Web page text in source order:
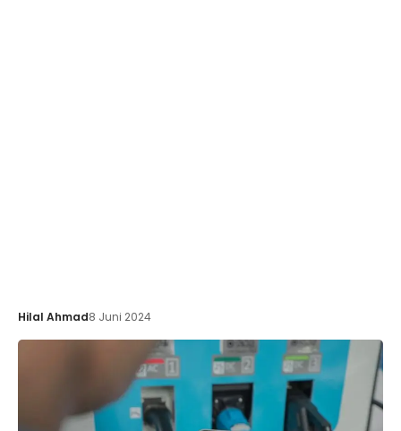
Hilal Ahmad8 Juni 2024